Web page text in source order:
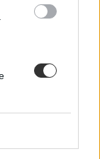
hogy
ez jóval
variánsok. Az